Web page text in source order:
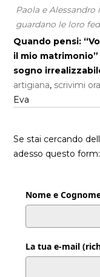
Paola e
guardano le loro
Quando pensi:
il mio
sogno
artigiana, scrivimi
Eva
Se stai cercando
adesso questo form:
Nome e
La tua e-mail